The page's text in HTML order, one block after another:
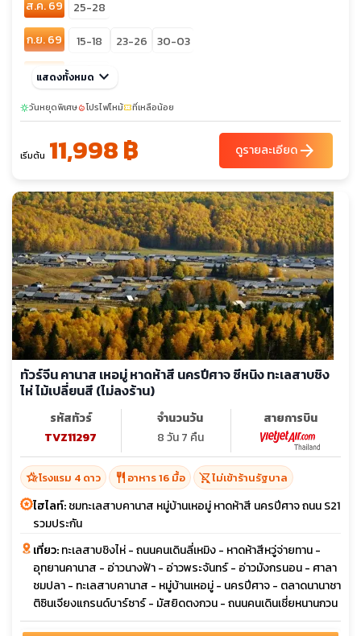
ส.ค. 69
25-28
ก.ย. 69
15-18 23-26
30-03
ต.ค. 69
12-15
แสดงทั้งหมด keyboard_arrow_down
sunnyวันหยุดพิเศษlocal_fire_departmentโปรไฟไหม้confirmation_numberที่เหลือน้อย
เริ่มต้น 11,998 ฿ ดูรายละเอียดarrow_forward
ทัวร์จีน คานาส เหอมู่ หาดห้าสี นครปีศาจ ซีหนิง ทะเลสาบชิง
ไห่ ไม้เปลี่ยนสี (ไม่ลงร้าน)
รหัสทัวร์
TVZ11297
จำนวนวัน
8 วัน 7 คืน
สายการบิน
hotel_classโรงแรม 4 ดาว restaurant อาหาร 16 มื้อ shopping_cart_offไม่เข้าร้านรัฐบาล
ไฮไลท์:ชมทะเลสาบคานาส หมู่บ้านเหอมู่ หาดห้าสี นครปีศาจ ถนน S21
รวมประกัน
เที่ยว:ทะเลสาบชิงไห่ - ถนนคนเดินลี่เหมิง - หาดห้าสีหวู่จ่ายทาน -
อุทยานคานาส - อ่าวนางฟ้า - อ่าวพระจันทร์ - อ่าวมังกรนอน - ศาลา
ชมปลา - ทะเลสาบคานาส - หมู่บ้านเหอมู่ - นครปีศาจ - ตลาดนานาชา
ติซินเจียงแกรนด์บาร์ซาร์ - มัสยิดตงกวน - ถนนคนเดินเชี่ยหนานกวน